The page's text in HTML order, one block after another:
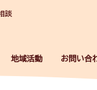
談
地域活動 お問い合